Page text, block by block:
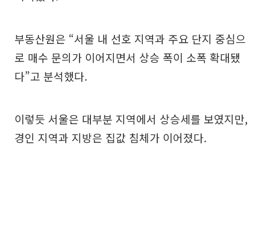
부동산원은 “서울 내 선호 지역과 주요 단지 중심으
로 매수 문의가 이어지면서 상승 폭이 소폭 확대됐
다”고 분석했다.
이렇듯 서울은 대부분 지역에서 상승세를 보였지만,
경인 지역과 지방은 집값 침체가 이어졌다.